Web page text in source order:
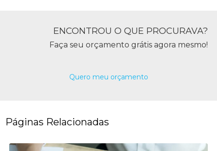
ENCONTROU O QUE PROCURAVA?
Faça seu orçamento grátis agora mesmo!
Quero meu orçamento
Páginas Relacionadas